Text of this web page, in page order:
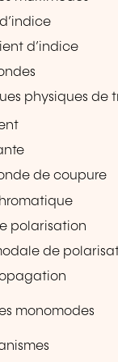
d’indice
physiques de
de coupure
polarisation
de
monomodes